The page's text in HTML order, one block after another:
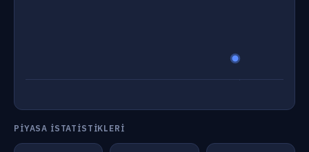
PIYASA İSTATISTIKLERI